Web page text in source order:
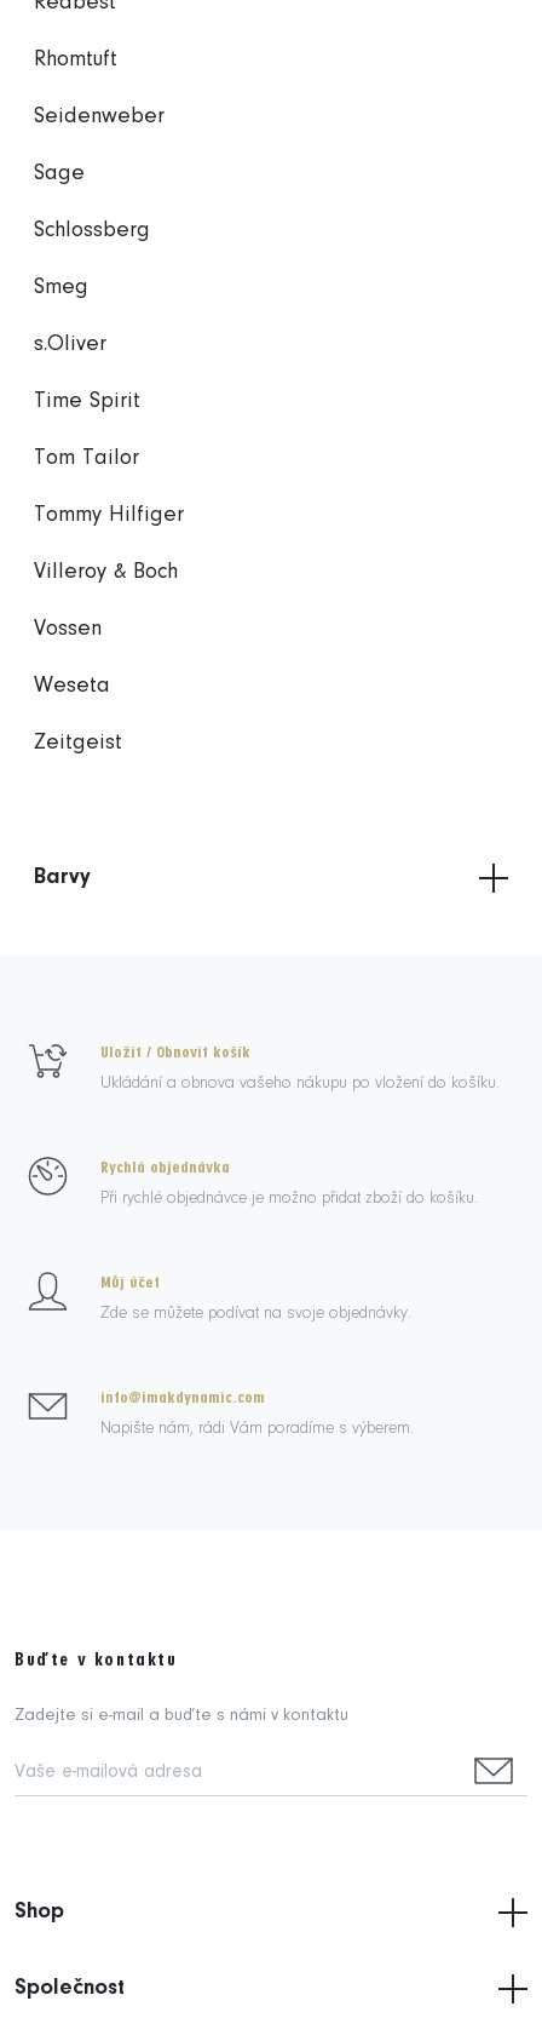
Rhomtuft
Seidenweber
Sage
Schlossberg
Smeg
s.Oliver
Time Spirit
Tom Tailor
Tommy Hilfiger
Villeroy & Boch
Vossen
Weseta
Zeitgeist
Barvy
Uložit / Obnovit košík
Ukládání a obnova vašeho nákupu po vložení do košíku.
Rychlá objednávka
Při rychlé objednávce je možno přidat zboží do košíku.
Můj účet
Zde se můžete podívat na svoje objednávky.
info@imakdynamic.com
Napište nám, rádi Vám poradíme s výberem.
Buďte v kontaktu
Zadejte si e-mail a buďte s námi v kontaktu
Shop
Společnost